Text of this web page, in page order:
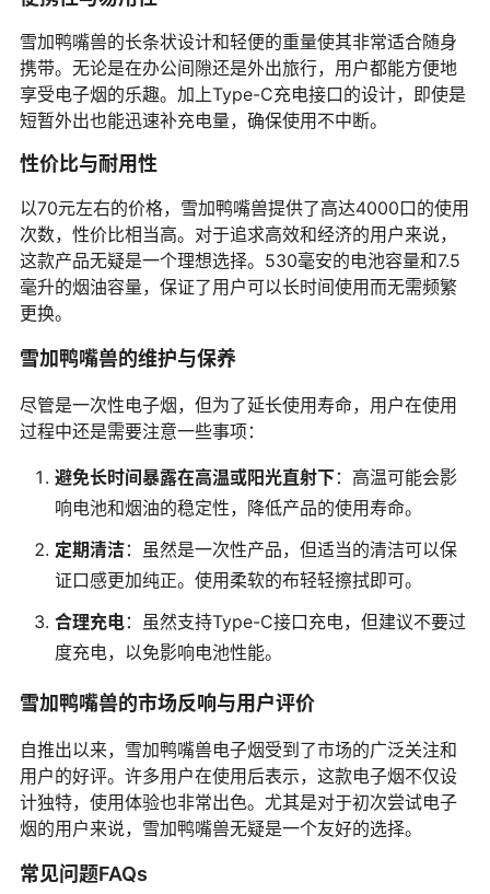
雪加鸭嘴兽的长条状设计和轻便的重量使其非常适合随身
携带。无论是在办公间隙还是外出旅行，用户都能方便地
享受电子烟的乐趣。加上Type-C充电接口的设计，即使是
短暂外出也能迅速补充电量，确保使用不中断。
性价比与耐用性
以70元左右的价格，雪加鸭嘴兽提供了高达4000口的使用
次数，性价比相当高。对于追求高效和经济的用户来说，
这款产品无疑是一个理想选择。530毫安的电池容量和7.5
毫升的烟油容量，保证了用户可以长时间使用而无需频繁
更换。
雪加鸭嘴兽的维护与保养
尽管是一次性电子烟，但为了延长使用寿命，用户在使用
过程中还是需要注意一些事项：
避免长时间暴露在高温或阳光直射下：高温可能会影
响电池和烟油的稳定性，降低产品的使用寿命。
定期清洁：虽然是一次性产品，但适当的清洁可以保
证口感更加纯正。使用柔软的布轻轻擦拭即可。
合理充电：虽然支持Type-C接口充电，但建议不要过
度充电，以免影响电池性能。
雪加鸭嘴兽的市场反响与用户评价
自推出以来，雪加鸭嘴兽电子烟受到了市场的广泛关注和
用户的好评。许多用户在使用后表示，这款电子烟不仅设
计独特，使用体验也非常出色。尤其是对于初次尝试电子
烟的用户来说，雪加鸭嘴兽无疑是一个友好的选择。
常见问题FAQs